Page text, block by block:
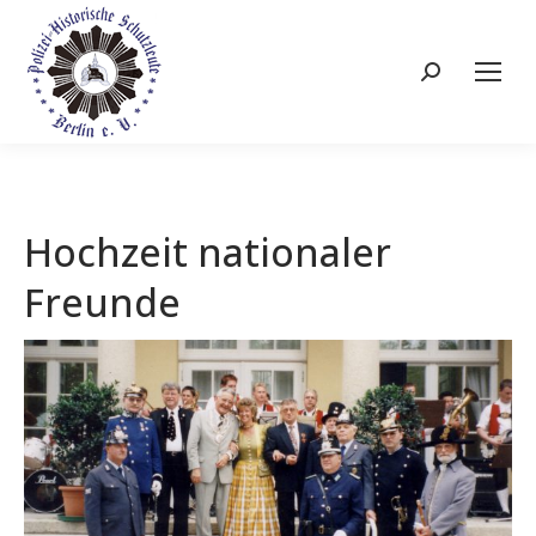
Search:
Hochzeit nationaler
Freunde